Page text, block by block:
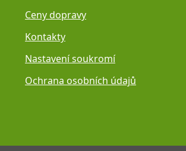
Ceny dopravy
Kontakty
Nastavení soukromí
Ochrana osobních údajů